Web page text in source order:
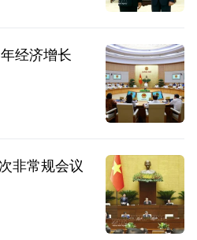
经济增长
非常规会议